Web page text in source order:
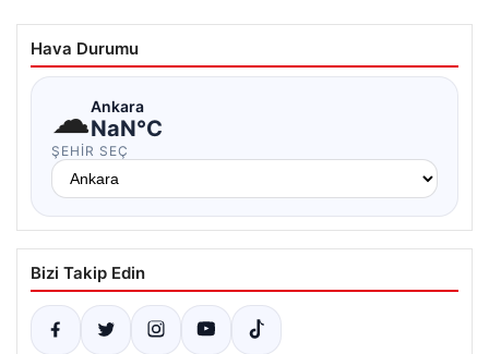
Hava Durumu
☁Ankara
NaN°C
ŞEHIR SEÇ
Bizi Takip Edin